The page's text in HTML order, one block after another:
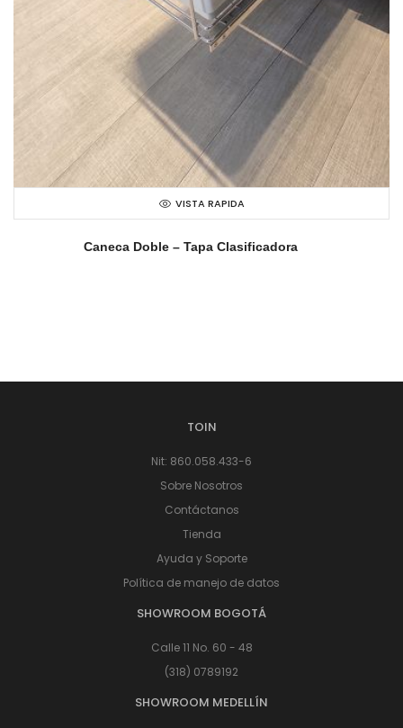
VISTA RAPIDA
Caneca Doble – Tapa Clasificadora
TOIN
Nit: 860.058.433-6
Sobre Nosotros
Contáctanos
Tienda
Ayuda y Soporte
Política de manejo de datos
SHOWROOM BOGOTÁ
Calle 11 No. 60 - 48
(318) 0789192
SHOWROOM MEDELLÍN